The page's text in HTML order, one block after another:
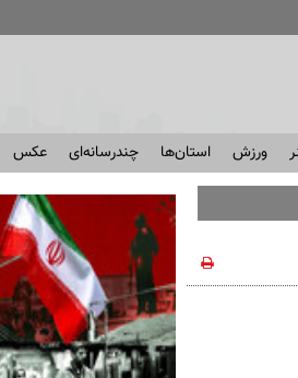
ورزش استان‌ها چندرسانه‌ای عکس